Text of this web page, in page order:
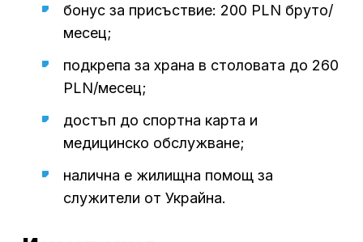
бонус за присъствие: 200 PLN бруто/
месец;
подкрепа за храна в столовата до 260
PLN/месец;
достъп до спортна карта и
медицинско обслужване;
налична е жилищна помощ за
служители от Украйна.